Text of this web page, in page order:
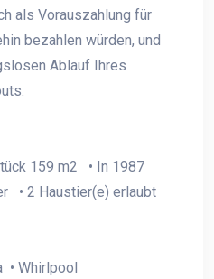
als Vorauszahlung für
bezahlen würden, und
Ablauf Ihres
159 m2 • In 1987
• 2 Haustier(e) erlaubt
• Whirlpool